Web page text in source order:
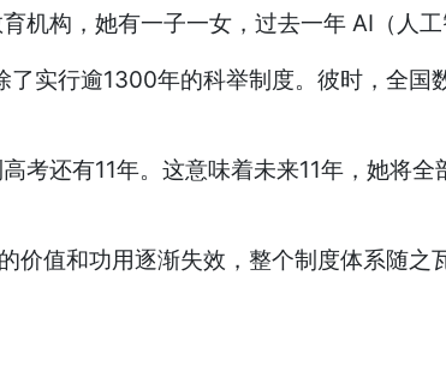
机构，她有一子一女，过去一年 AI（人工
实行逾1300年的科举制度。彼时，全
考还有11年。这意味着未来11年，她将
价值和功用逐渐失效，整个制度体系随